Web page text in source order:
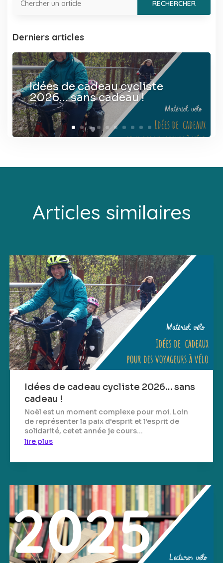
Derniers articles
Idées de cadeau cycliste
2026… sans cadeau !
Articles similaires
Idées de cadeau cycliste 2026… sans
cadeau !
Noël est un moment complexe pour moi. Loin
de représenter la paix d'esprit et l'esprit de
solidarité, cetet année je cours...
lire plus